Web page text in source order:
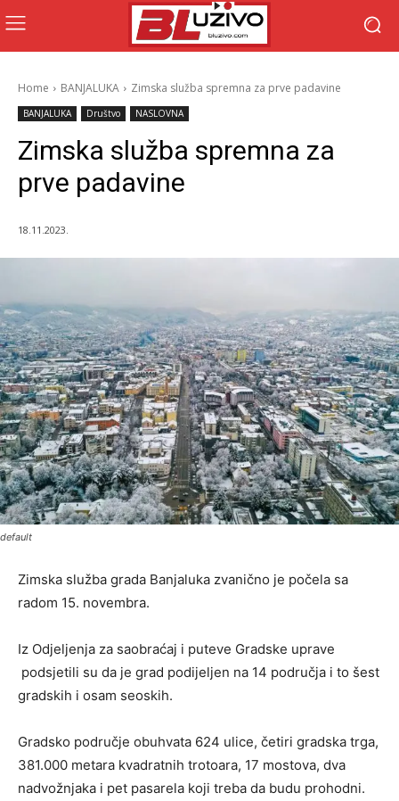
Home BANJALUKA Zimska služba spremna za prve padavine
BANJALUKA Društvo NASLOVNA
Zimska služba spremna za
prve padavine
18.11.2023.
default
Zimska služba grada Banjaluka zvanično je počela sa
radom 15. novembra.
Iz Odjeljenja za saobraćaj i puteve Gradske uprave
podsjetili su da je grad podijeljen na 14 područja i to šest
gradskih i osam seoskih.
Gradsko područje obuhvata 624 ulice, četiri gradska trga,
381.000 metara kvadratnih trotoara, 17 mostova, dva
nadvožnjaka i pet pasarela koji treba da budu prohodni.